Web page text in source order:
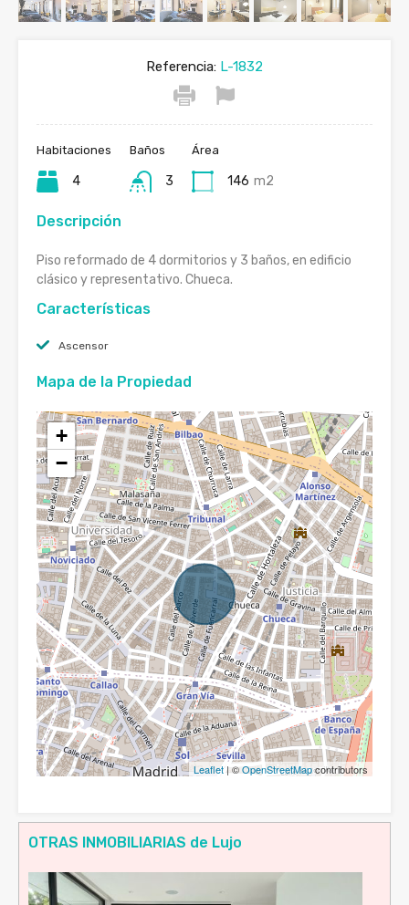
Referencia: L-1832
Habitaciones
4
Baños
3
Área
146 m2
Descripción
Piso reformado de 4 dormitorios y 3 baños, en edificio
clásico y representativo. Chueca.
Características
Ascensor
Mapa de la Propiedad
+
−
Leaflet| ©OpenStreetMapcontributors
OTRAS INMOBILIARIAS de Lujo